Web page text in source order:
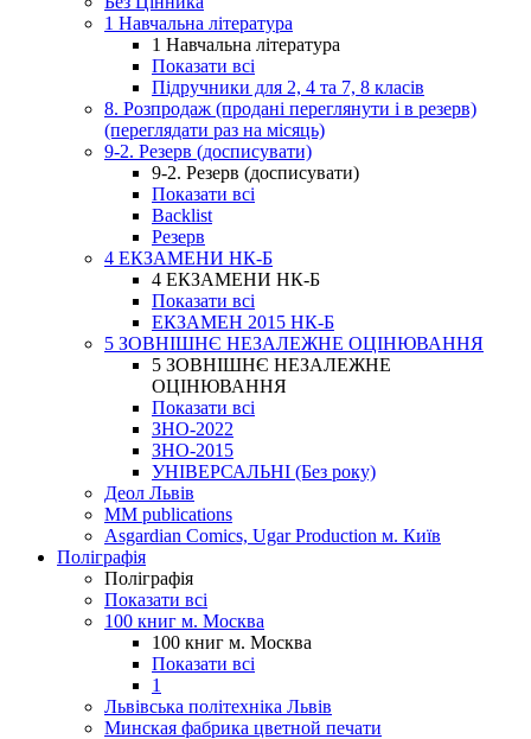
1 Навчальна література
1 Навчальна література
Показати всі
Підручники для 2, 4 та 7, 8 класів
8. Розпродаж (продані переглянути і в резерв)
(переглядати раз на місяць)
9-2. Резерв (досписувати)
9-2. Резерв (досписувати)
Показати всі
Backlist
Резерв
4 ЕКЗАМЕНИ НК-Б
4 ЕКЗАМЕНИ НК-Б
Показати всі
ЕКЗАМЕН 2015 НК-Б
5 ЗОВНІШНЄ НЕЗАЛЕЖНЕ ОЦІНЮВАННЯ
5 ЗОВНІШНЄ НЕЗАЛЕЖНЕ
ОЦІНЮВАННЯ
Показати всі
ЗНО-2022
ЗНО-2015
УНІВЕРСАЛЬНІ (Без року)
Деол Львів
MM publications
Asgardian Comics, Ugar Production м. Київ
Поліграфія
Поліграфія
Показати всі
100 книг м. Москва
100 книг м. Москва
Показати всі
1
Львівська політехніка Львів
Минская фабрика цветной печати